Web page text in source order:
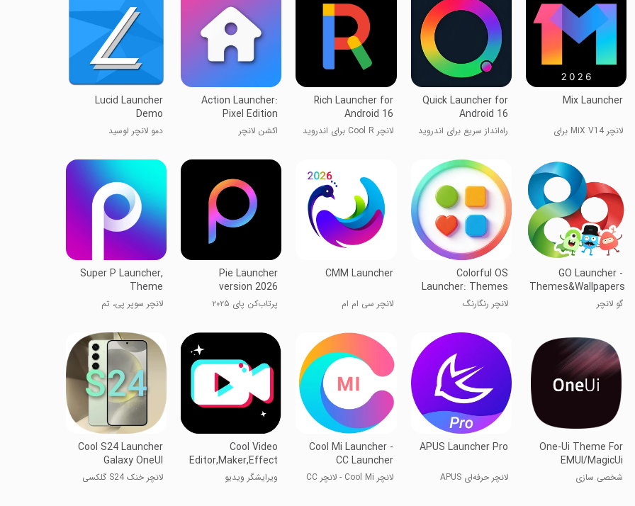
Mix Launcher
لانچر MiX V14 برای
Quick Launcher for
Android 16
راه‌انداز سریع برای اندروید
Rich Launcher for
Android 16
لانچر Cool R برای اندروید
Action Launcher:
Pixel Edition
اکشن لانچر
Lucid Launcher
Demo
دمو لانچر لوسید
GO Launcher -
Themes&Wallpapers
گو لانچر
Colorful OS
Launcher: Themes
لانچر رنگارنگ
CMM Launcher
لانچر سی ام ام
Pie Launcher
version 2026
پرتاب‌کن پای ۲۰۲۵
Super P Launcher,
Theme
لانچر سوپر پی، تم
One-Ui Theme For
EMUI/MagicUi
شخصی سازی
APUS Launcher Pro
لانچر حرفه‌ای APUS
Cool Mi Launcher -
CC Launcher
لانچر Cool Mi - لانچر CC
Cool Video
Editor,Maker,Effect
ویرایشگر ویدیو
Cool S24 Launcher
Galaxy OneUI
لانچر خنک S24 گلکسی